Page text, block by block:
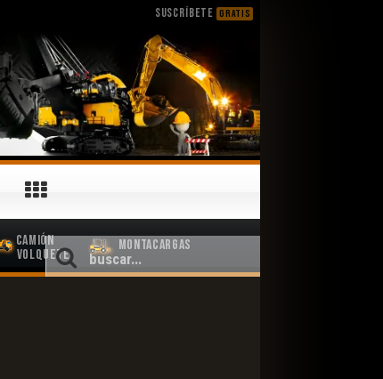
SUSCRÍBETE GRATIS
Camión
Volquete
Montacargas